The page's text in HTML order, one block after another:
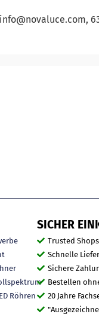
Röhren
SICHER
Trusted
Schnelle
Sichere
Bestellen
20 Jahre